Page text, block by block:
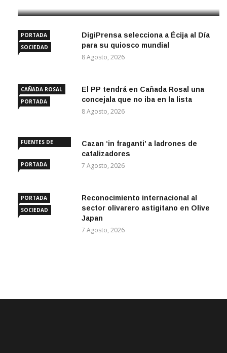
PORTADA
SOCIEDAD
DigiPrensa selecciona a Écija al Día
para su quiosco mundial
8 Agosto, 2026
CAÑADA ROSAL
PORTADA
El PP tendrá en Cañada Rosal una
concejala que no iba en la lista
8 Agosto, 2026
FUENTES DE
PORTADA
Cazan ‘in fraganti’ a ladrones de
catalizadores
7 Agosto, 2026
PORTADA
SOCIEDAD
Reconocimiento internacional al
sector olivarero astigitano en Olive
Japan
7 Agosto, 2026